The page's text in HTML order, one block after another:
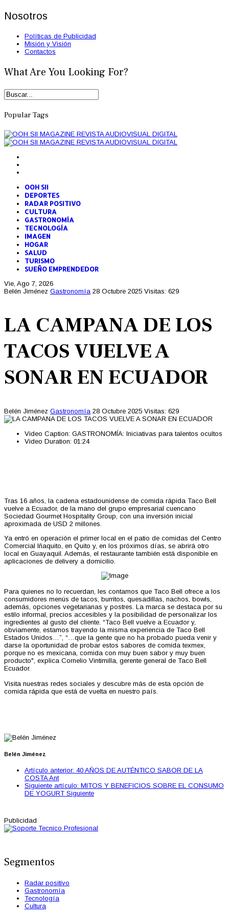
Nosotros
Políticas de Publicidad
Misión y Visión
Contactos
What Are You Looking For?
Popular Tags
OOH SII
DEPORTES
RADAR POSITIVO
CULTURA
GASTRONOMÍA
TECNOLOGÍA
IMAGEN
HOGAR
SALUD
TURISMO
SUEÑO EMPRENDEDOR
Vie, Ago 7, 2026
Belén Jiménez Gastronomía 28 Octubre 2025 Visitas: 629
LA CAMPANA DE LOS
TACOS VUELVE A
SONAR EN ECUADOR
Belén Jiménez Gastronomía 28 Octubre 2025 Visitas: 629
Video Caption: GASTRONOMÍA: Iniciativas para talentos ocultos
Video Duration: 01:24
Tras 16 años, la cadena estadounidense de comida rápida Taco Bell
vuelve a Ecuador, de la mano del grupo empresarial cuencano
Sociedad Gourmet Hospitality Group, con una inversión inicial
aproximada de USD 2 millones.
Ya entró en operación el primer local en el patio de comidas del Centro
Comercial Iñaquito, en Quito y, en los próximos días, se abrirá otro
local en Guayaquil. Además, el restaurante también está disponible en
aplicaciones de delivery a domicilio.
Para quienes no lo recuerdan, les contamos que Taco Bell ofrece a los
consumidores menús de tacos, burritos, quesadillas, nachos, bowls,
además, opciones vegetarianas y postres. La marca se destaca por su
estilo informal, precios accesibles y la posibilidad de personalizar los
ingredientes al gusto del cliente. “Taco Bell vuelve a Ecuador y,
obviamente, estamos trayendo la misma experiencia de Taco Bell
Estados Unidos…”, “…que la gente que no ha probado pueda venir y
darse la oportunidad de probar estos sabores de comida texmex,
porque no es mexicana, comida con muy buen sabor y muy buen
producto", explica Cornelio Vintimilla, gerente general de Taco Bell
Ecuador.
Visita nuestras redes sociales y descubre más de esta opción de
comida rápida que está de vuelta en nuestro país.
Belén Jiménez
Artículo anterior: 40 AÑOS DE AUTÉNTICO SABOR DE LA
COSTAAnt
Siguiente artículo: MITOS Y BENEFICIOS SOBRE EL CONSUMO
DE YOGURT Siguiente
Publicidad
Segmentos
Radar positivo
Gastronomía
Tecnología
Cultura